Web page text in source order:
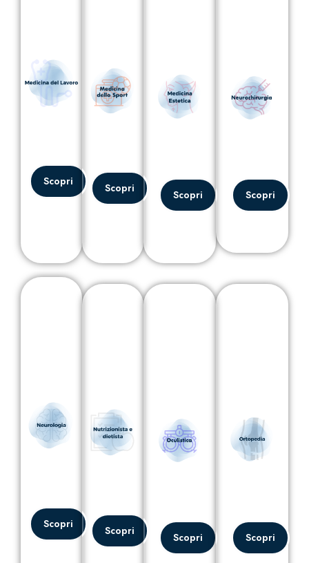
Scopri Scopri Scopri Scopri
Scopri Scopri Scopri Scopri